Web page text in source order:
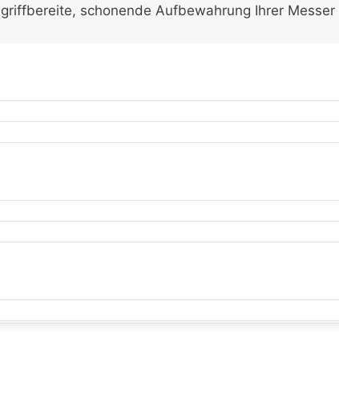
schonende Aufbewahrung Ihrer